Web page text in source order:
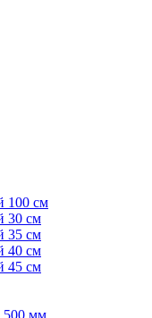
100 см
30 см
35 см
40 см
45 см
мм